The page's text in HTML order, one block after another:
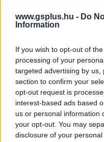
www.gsplus.hu - Do
Information
If you wish to opt-out of
processing of your
targeted advertising by
section to confirm your
opt-out request is
interest-based ads based
us or personal information
your opt-out. You may
disclosure of your
Ezzel
Forza
Lord of Hatred
|2026 május 9. 16:32